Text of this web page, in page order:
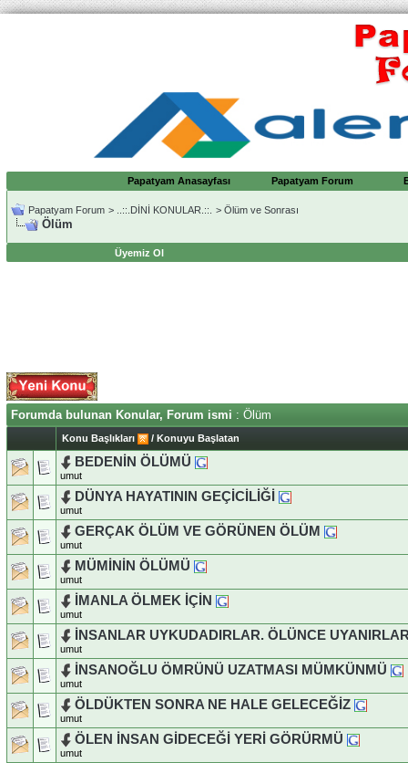
Papatyam Anasayfası Papatyam Forum
Papatyam Forum > ..::.DİNİ KONULAR.::. > Ölüm ve Sonrası
Ölüm
Üyemiz Ol
Forumda bulunan Konular, Forum ismi : Ölüm
Konu Başlıkları / Konuyu Başlatan
BEDENİN ÖLÜMÜ
umut
DÜNYA HAYATININ GEÇİCİLİĞİ
umut
GERÇAK ÖLÜM VE GÖRÜNEN ÖLÜM
umut
MÜMİNİN ÖLÜMÜ
umut
İMANLA ÖLMEK İÇİN
umut
İNSANLAR UYKUDADIRLAR. ÖLÜNCE
umut
İNSANOĞLU ÖMRÜNÜ UZATMASI MÜMKÜNMÜ
umut
ÖLDÜKTEN SONRA NE HALE GELECEĞİZ
umut
ÖLEN İNSAN GİDECEĞİ YERİ GÖRÜRMÜ
umut